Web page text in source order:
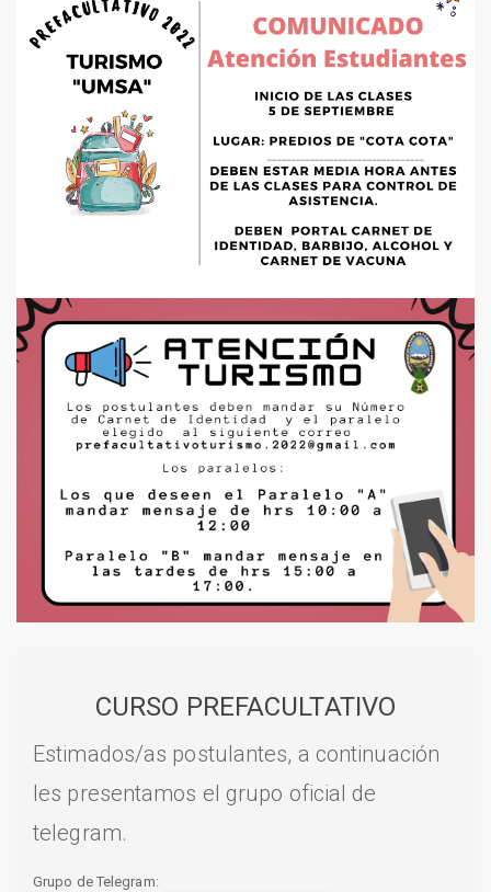
CURSO PREFACULTATIVO
Estimados/as postulantes, a continuación
les presentamos el grupo oficial de
telegram.
Grupo de Telegram: